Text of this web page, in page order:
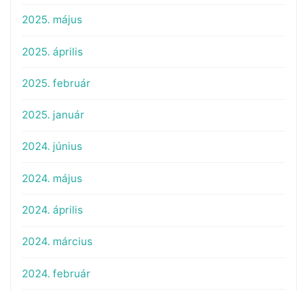
2025. május
2025. április
2025. február
2025. január
2024. június
2024. május
2024. április
2024. március
2024. február